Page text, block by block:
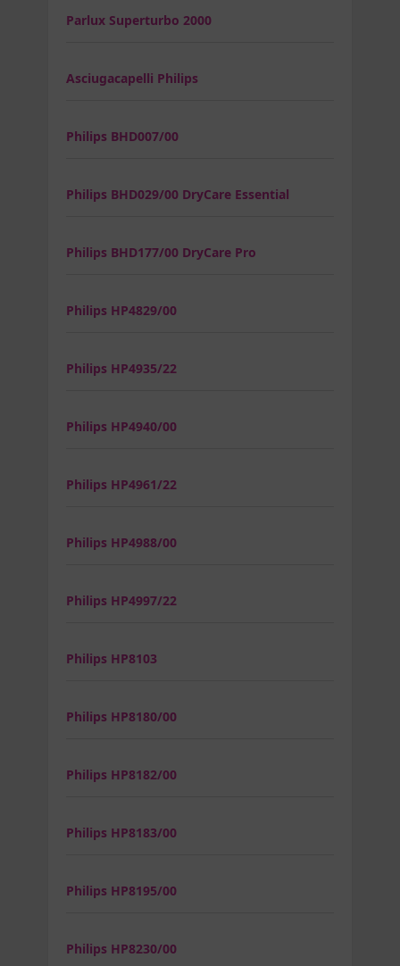
Parlux Superturbo 2000
Asciugacapelli Philips
Philips BHD007/00
Philips BHD029/00 DryCare Essential
Philips BHD177/00 DryCare Pro
Philips HP4829/00
Philips HP4935/22
Philips HP4940/00
Philips HP4961/22
Philips HP4988/00
Philips HP4997/22
Philips HP8103
Philips HP8180/00
Philips HP8182/00
Philips HP8183/00
Philips HP8195/00
Philips HP8230/00